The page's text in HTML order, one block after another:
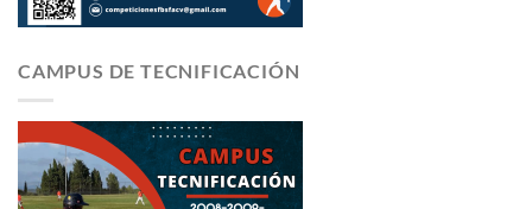
CAMPUS DE TECNIFICACIÓN